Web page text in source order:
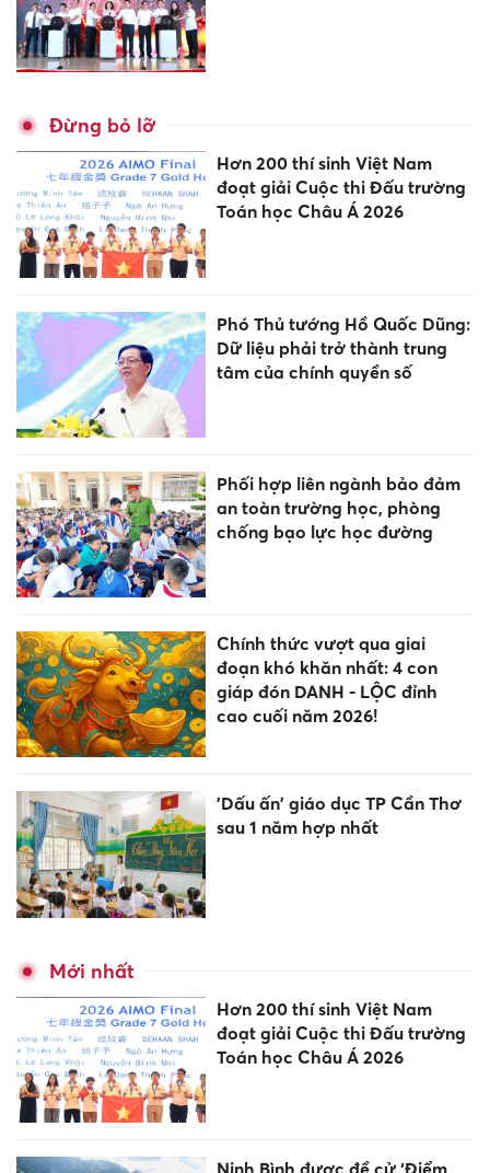
Đừng bỏ lỡ
Hơn 200 thí sinh Việt Nam
đoạt giải Cuộc thi Đấu trường
Toán học Châu Á 2026
Phó Thủ tướng Hồ Quốc Dũng:
Dữ liệu phải trở thành trung
tâm của chính quyền số
Phối hợp liên ngành bảo đảm
an toàn trường học, phòng
chống bạo lực học đường
Chính thức vượt qua giai
đoạn khó khăn nhất: 4 con
giáp đón DANH - LỘC đỉnh
cao cuối năm 2026!
'Dấu ấn' giáo dục TP Cần Thơ
sau 1 năm hợp nhất
Mới nhất
Hơn 200 thí sinh Việt Nam
đoạt giải Cuộc thi Đấu trường
Toán học Châu Á 2026
Ninh Bình được đề cử ‘Điểm